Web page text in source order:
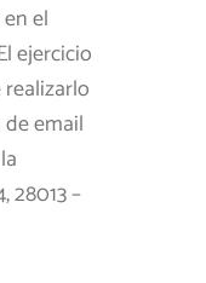
el
ejercicio
email
28013 –